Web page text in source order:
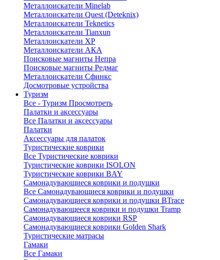
Металлоискатели Minelab
Металлоискатели Quest (Deteknix)
Металлоискатели Teknetics
Металлоискатели Tianxun
Металлоискатели XP
Металлоискатели АКА
Поисковые магниты Непра
Поисковые магниты Редмаг
Металлоискатели Сфинкс
Досмотровые устройства
Туризм
Все - Туризм Просмотреть
Палатки и аксессуары
Все Палатки и аксессуары
Палатки
Аксессуары для палаток
Туристические коврики
Все Туристические коврики
Туристические коврики ISOLON
Туристические коврики BAY
Самонадувающиеся коврики и подушки
Все Самонадувающиеся коврики и подушки
Самонадувающиеся коврики и подушки BTrace
Самонадувающееся коврики и подушки Tramp
Самонадувающиеся коврики RSP
Самонадувающиеся коврики Golden Shark
Туристические матрасы
Гамаки
Все Гамаки